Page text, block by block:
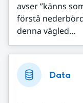
avser ”känns
förstå
denna vägled...
Data